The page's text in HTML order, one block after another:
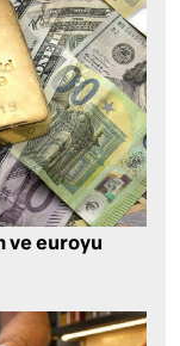
ve euroyu